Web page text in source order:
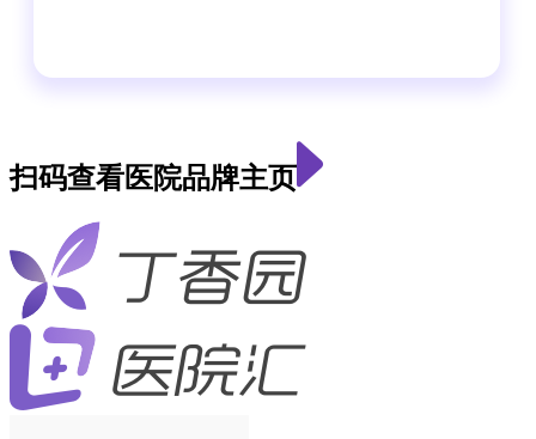
扫码查看医院品牌主页